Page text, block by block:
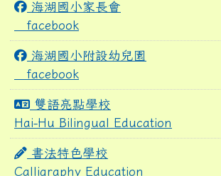
海湖國小家長會
facebook
海湖國小附設幼兒園
facebook
雙語亮點學校
Hai-Hu Bilingual Education
書法特色學校
Calligraphy Education